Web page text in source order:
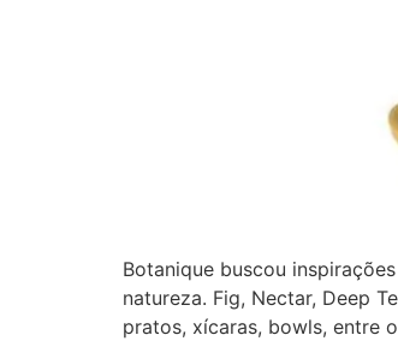
Botanique buscou
natureza. Fig, Nectar, Deep
pratos, xícaras, bowls, entre